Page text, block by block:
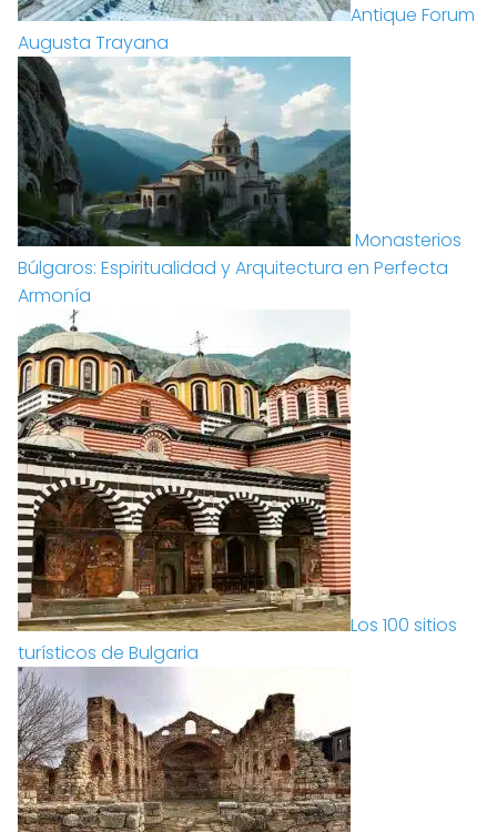
Antique Forum
Augusta Trayana
Monasterios
Búlgaros: Espiritualidad y Arquitectura en Perfecta
Armonía
Los 100 sitios
turísticos de Bulgaria